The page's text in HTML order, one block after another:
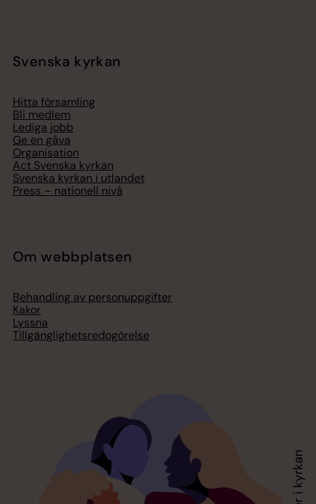
Svenska kyrkan
Hitta församling
Bli medlem
Lediga jobb
Ge en gåva
Organisation
Act Svenska kyrkan
Svenska kyrkan i utlandet
Press – nationell nivå
Om webbplatsen
Behandling av personuppgifter
Kakor
Lyssna
Tillgänglighetsredogörelse